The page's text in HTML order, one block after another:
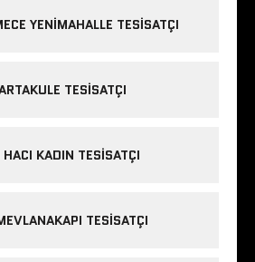
YENIMAHALLE TESISATÇI
TESISATÇI
HACI KADIN TESISATÇI
TESISATÇI